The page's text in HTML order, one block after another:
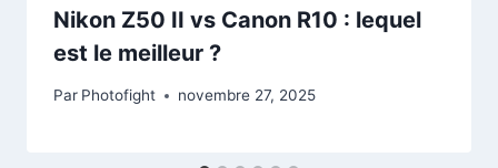
Nikon Z50 II vs Canon R10 : lequel
est le meilleur ?
Par Photofight novembre 27, 2025